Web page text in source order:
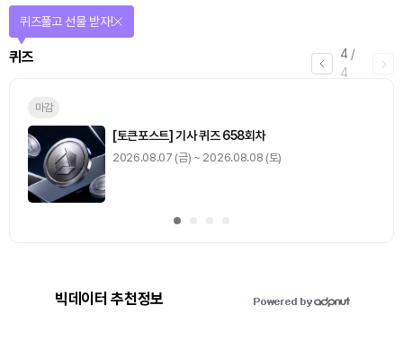
4 /
4
퀴즈
퀴즈풀고 선물 받자!
마감
[토큰포스트] 기사 퀴즈 658회차
2026.08.07 (금) ~ 2026.08.08 (토)
빅데이터 추천정보